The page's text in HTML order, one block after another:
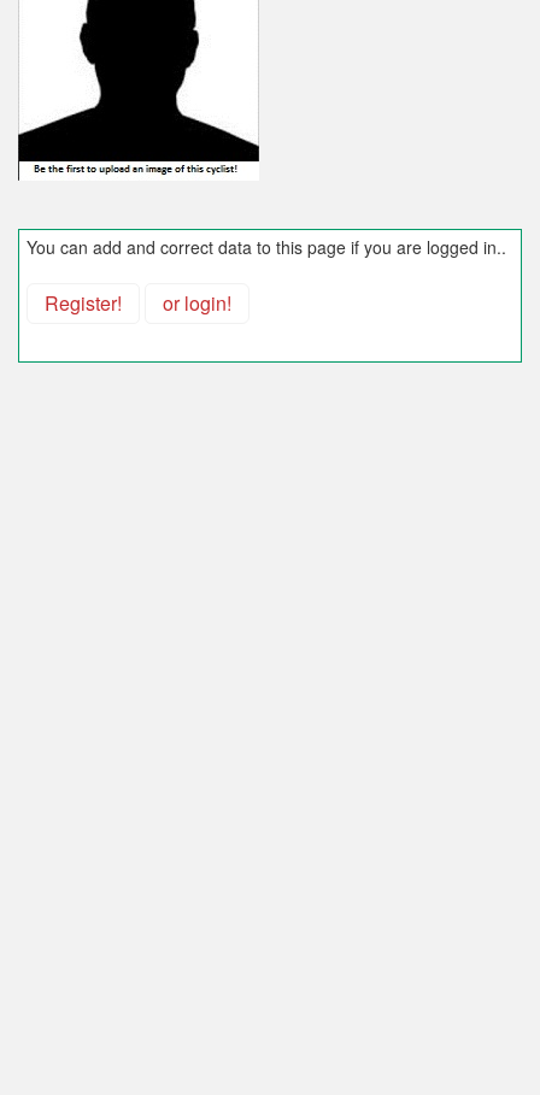
You can add and correct data to this page if you are logged in..
Register! or login!